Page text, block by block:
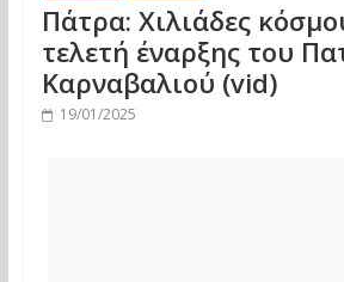
Πάτρα: Χιλιάδες
τελετή έναρξης του
Καρναβαλιού (vid)
19/01/2025